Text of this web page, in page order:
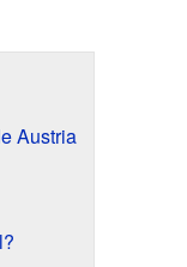
Austria